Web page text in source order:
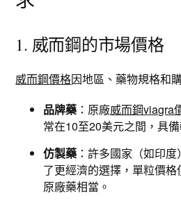
1. 威而鋼的市場價格
威而鋼價格因地區、藥物規格和
品牌藥 ：原廠威而鋼viagra
常在10至20美元之間，具
仿製藥 ：許多國家（如印
了更經濟的選擇，單粒價
原廠藥相當。